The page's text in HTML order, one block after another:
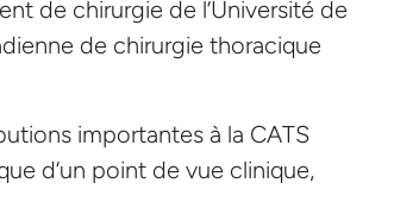
de chirurgie de l’Université de
de chirurgie thoracique
importantes à la CATS
d’un point de vue clinique,